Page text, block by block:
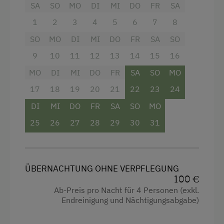
Kutschenfahrten
Leihrodeln
Minigolf
Ponyreiten
Radwege
Rodelbahn in der Nähe
Skibusnähe
Handtücher
Mikrowelle
Toilette
Wasserkocher
Küchenausstattung
Doppelbett (Kingsize)
SA
1
SO
2
MO
3
DI
4
MI
5
DO
6
FR
7
SA
8
SO
9
MO
10
DI
11
MI
12
DO
13
FR
14
SA
15
SO
16
MO
17
DI
18
MI
19
DO
20
FR
21
SA
22
SO
23
MO
24
DI
25
MI
26
DO
27
FR
28
SA
29
SO
30
MO
31
ÜBERNACHTUNG OHNE VERPFLEGUNG
100 €
Ab-Preis pro Nacht für 4 Personen (exkl.
Endreinigung und Nächtigungsabgabe)